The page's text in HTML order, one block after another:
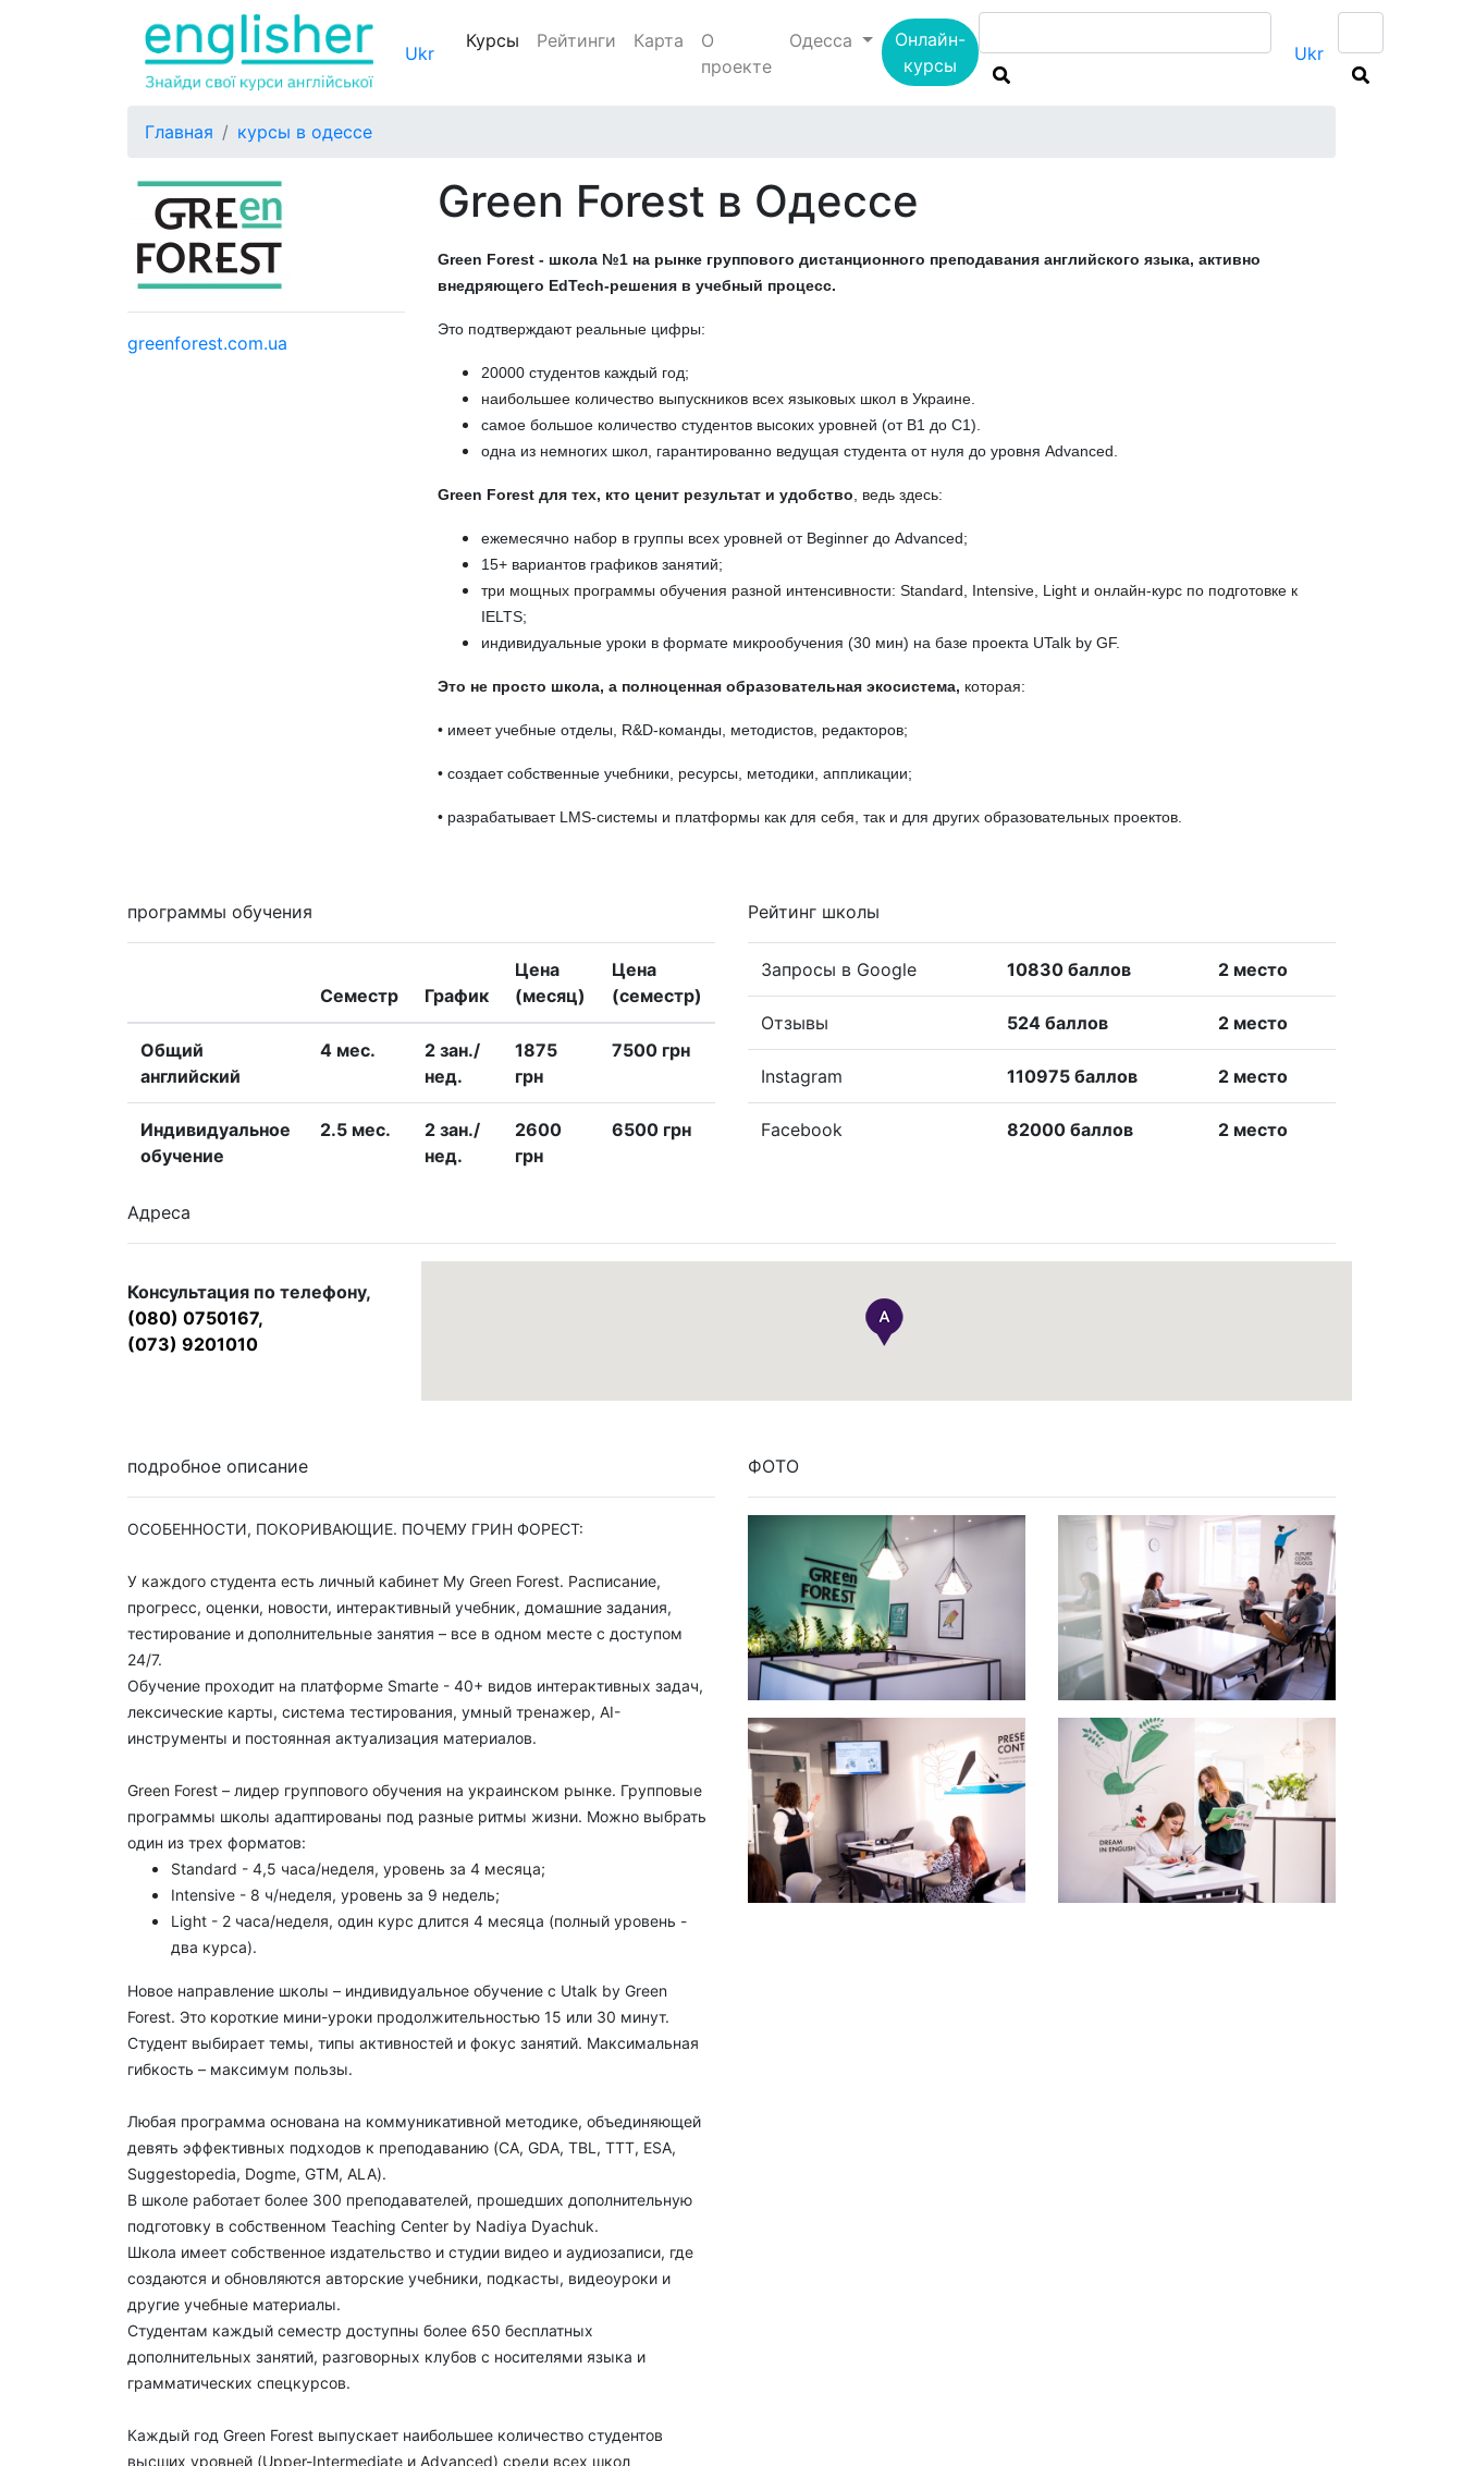
Ukr
Курсы (current)
Рейтинги Карта
О
проекте
Одесса
Онлайн-
курсы
Ukr
Главная курсы в одессе
greenforest.com.ua
Green Forest в Одессе
Green Forest - школа №1 на рынке группового дистанционного преподавания английского языка, активно
внедряющего EdTech-решения в учебный процесс.
Это подтверждают реальные цифры:
20000 студентов каждый год;
наибольшее количество выпускников всех языковых школ в Украине.
самое большое количество студентов высоких уровней (от B1 до C1).
одна из немногих школ, гарантированно ведущая студента от нуля до уровня Advanced.
Green Forest для тех, кто ценит результат и удобство, ведь здесь:
ежемесячно набор в группы всех уровней от Beginner до Advanced;
15+ вариантов графиков занятий;
три мощных программы обучения разной интенсивности: Standard, Intensive, Light и онлайн-курс по подготовке к
IELTS;
индивидуальные уроки в формате микрообучения (30 мин) на базе проекта UTalk by GF.
Это не просто школа, а полноценная образовательная экосистема, которая:
• имеет учебные отделы, R&D-команды, методистов, редакторов;
• создает собственные учебники, ресурсы, методики, аппликации;
• разрабатывает LMS-системы и платформы как для себя, так и для других образовательных проектов.
программы обучения
Семестр График
Цена
(месяц)
Цена
(семестр)
Общий
английский
4 меc.
2 зан./
нед.
1875
грн
7500 грн
Индивидуальное
обучение
2.5 меc.
2 зан./
нед.
2600
грн
6500 грн
Рейтинг школы
Запросы в Google 10830 баллов 2 место
Отзывы 524 баллов 2 место
Instagram 110975 баллов 2 место
Facebook 82000 баллов 2 место
Адреса
Консультация по телефону,
(080) 0750167,
(073) 9201010
подробное описание
ОСОБЕННОСТИ, ПОКОРИВАЮЩИЕ. ПОЧЕМУ ГРИН ФОРЕСТ:
У каждого студента есть личный кабинет My Green Forest. Расписание,
прогресс, оценки, новости, интерактивный учебник, домашние задания,
тестирование и дополнительные занятия – все в одном месте с доступом
24/7.
Обучение проходит на платформе Smarte - 40+ видов интерактивных задач,
лексические карты, система тестирования, умный тренажер, AI-
инструменты и постоянная актуализация материалов.
Green Forest – лидер группового обучения на украинском рынке. Групповые
программы школы адаптированы под разные ритмы жизни. Можно выбрать
один из трех форматов:
Standard - 4,5 часа/неделя, уровень за 4 месяца;
Intensive - 8 ч/неделя, уровень за 9 недель;
Light - 2 часа/неделя, один курс длится 4 месяца (полный уровень -
два курса).
Новое направление школы – индивидуальное обучение с Utalk by Green
Forest. Это короткие мини-уроки продолжительностью 15 или 30 минут.
Студент выбирает темы, типы активностей и фокус занятий. Максимальная
гибкость – максимум пользы.
Любая программа основана на коммуникативной методике, объединяющей
девять эффективных подходов к преподаванию (CA, GDA, TBL, TTT, ESA,
Suggestopedia, Dogme, GTM, ALA).
В школе работает более 300 преподавателей, прошедших дополнительную
подготовку в собственном Teaching Center by Nadiya Dyachuk.
Школа имеет собственное издательство и студии видео и аудиозаписи, где
создаются и обновляются авторские учебники, подкасты, видеоуроки и
другие учебные материалы.
Студентам каждый семестр доступны более 650 бесплатных
дополнительных занятий, разговорных клубов с носителями языка и
грамматических спецкурсов.
Каждый год Green Forest выпускает наибольшее количество студентов
высших уровней (Upper-Intermediate и Advanced) среди всех школ
ФОТО